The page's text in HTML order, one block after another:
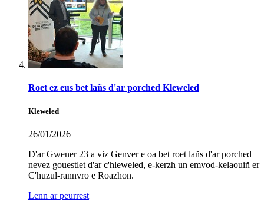
Roet ez eus bet lañs d'ar porched Kleweled
Kleweled
26/01/2026
D'ar Gwener 23 a viz Genver e oa bet roet lañs d'ar porched
nevez gouestlet d'ar c'hleweled, e-kerzh un emvod-kelaouiñ er
C'huzul-rannvro e Roazhon.
Lenn ar peurrest